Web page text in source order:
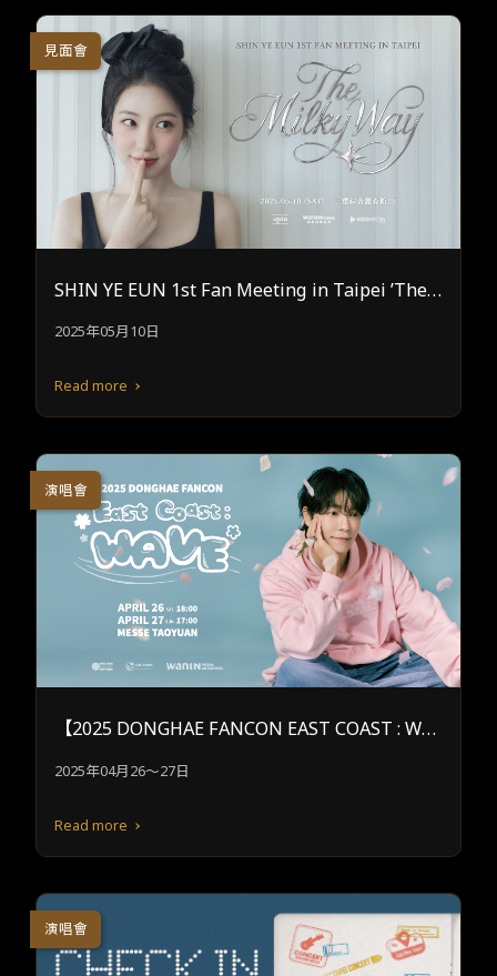
SHIN YE EUN 1st Fan Meeting in Taipei ’The
Milky Way’
2025年05月10日
Read more
見面會
【2025 DONGHAE FANCON EAST COAST : WAV
E】
2025年04月26～27日
Read more
演唱會
演唱會